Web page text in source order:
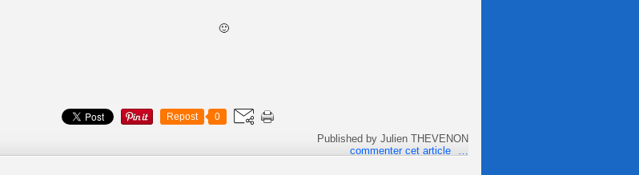
🙂
Repost 0
Published by Julien THEVENON
commenter cet article